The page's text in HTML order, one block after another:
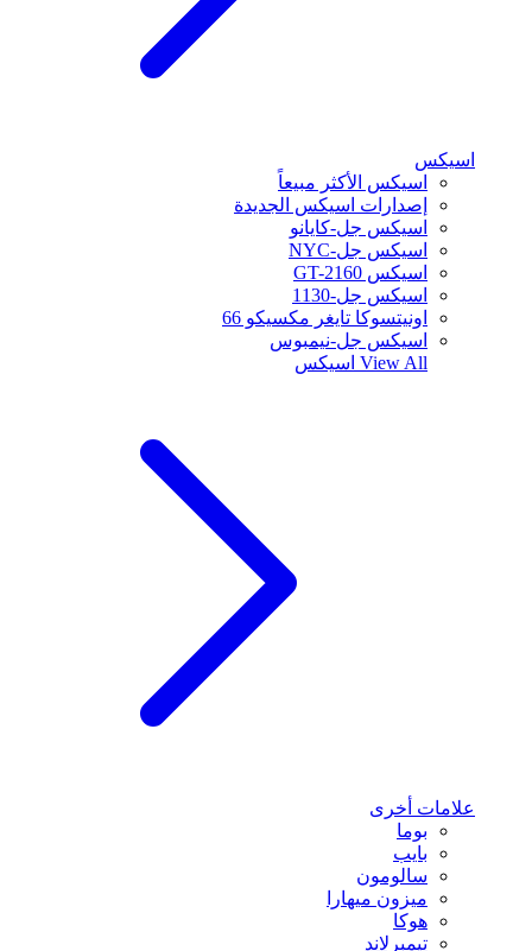
اسيكس
اسيكس الأكثر مبيعاً
إصدارات اسيكس الجديدة
اسيكس جل-كايانو
اسيكس جل-NYC
اسيكس GT-2160
اسيكس جل-1130
اونيتسوكا تايغر مكسيكو 66
اسيكس جل-نيمبوس
View All اسيكس
علامات أخرى
بوما
بايب
سالومون
ميزون ميهارا
هوكا
تيمبرلاند